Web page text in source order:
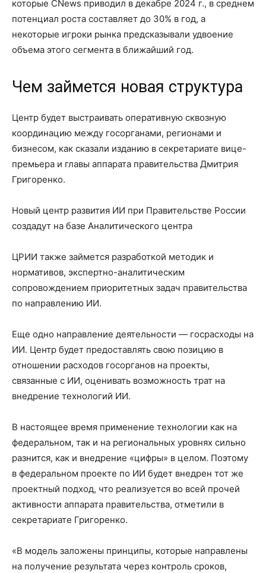
которые CNews приводил в декабре 2024 г., в среднем
потенциал роста составляет до 30% в год, а
некоторые игроки рынка предсказывали удвоение
объема этого сегмента в ближайший год.
Чем займется новая структура
Центр будет выстраивать оперативную сквозную
координацию между госорганами, регионами и
бизнесом, как сказали изданию в секретариате вице-
премьера и главы аппарата правительства Дмитрия
Григоренко.
Новый центр развития ИИ при Правительстве России
создадут на базе Аналитического центра
ЦРИИ также займется разработкой методик и
нормативов, экспертно-аналитическим
сопровождением приоритетных задач правительства
по направлению ИИ.
Еще одно направление деятельности — госрасходы на
ИИ. Центр будет предоставлять свою позицию в
отношении расходов госорганов на проекты,
связанные с ИИ, оценивать возможность трат на
внедрение технологий ИИ.
В настоящее время применение технологии как на
федеральном, так и на региональных уровнях сильно
разнится, как и внедрение «цифры» в целом. Поэтому
в федеральном проекте по ИИ будет внедрен тот же
проектный подход, что реализуется во всей прочей
активности аппарата правительства, отметили в
секретариате Григоренко.
«В модель заложены принципы, которые направлены
на получение результата через контроль сроков,